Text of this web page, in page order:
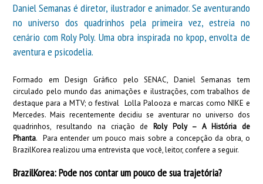
Daniel Semanas é diretor, ilustrador e animador. Se aventurando
no universo dos quadrinhos pela primeira vez, estreia no
cenário com Roly Poly. Uma obra inspirada no kpop, envolta de
aventura e psicodelia.
Formado em Design Gráfico pelo SENAC, Daniel Semanas tem
circulado pelo mundo das animações e ilustrações, com trabalhos de
destaque para a MTV; o festival Lolla Palooza e marcas como NIKE e
Mercedes. Mais recentemente decidiu se aventurar no universo dos
quadrinhos, resultando na criação de Roly Poly – A História de
Phanta. Para entender um pouco mais sobre a concepção da obra, o
BrazilKorea realizou uma entrevista que você, leitor, confere a seguir.
BrazilKorea: Pode nos contar um pouco de sua trajetória?